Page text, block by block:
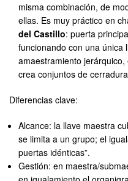
misma combinación, de
ellas. Es muy práctico en
del Castillo: puerta
funcionando con una única
amaestramiento
crea conjuntos de
Diferencias clave:
Alcance: la llave maestra
se limita a un grupo; el
puertas idénticas”.
Gestión: en maestra/